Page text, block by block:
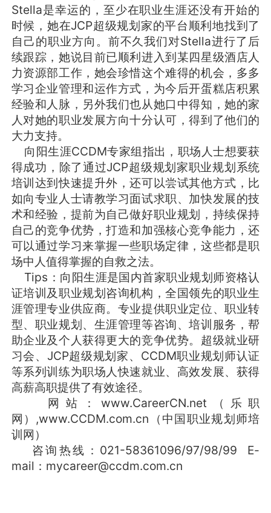
Stella是幸运的，至少在职业生涯还没有开始的
时候，她在JCP超级规划家的平台顺利地找到了
自己的职业方向。前不久我们对Stella进行了后
续跟踪，她说目前已顺利进入到某四星级酒店人
力资源部工作，她会珍惜这个难得的机会，多多
学习企业管理和运作方式，为今后开蛋糕店积累
经验和人脉，另外我们也从她口中得知，她的家
人对她的职业发展方向十分认可，得到了他们的
大力支持。
向阳生涯CCDM专家组指出，职场人士想要获
得成功，除了通过JCP超级规划家职业规划系统
培训达到快速提升外，还可以尝试其他方式，比
如向专业人士请教学习面试求职、加快发展的技
术和经验，提前为自己做好职业规划，持续保持
自己的竞争优势，打造和加强核心竞争能力，还
可以通过学习来掌握一些职场定律，这些都是职
场中人值得掌握的自救之法。
Tips：向阳生涯是国内首家职业规划师资格认
证培训及职业规划咨询机构，全国领先的职业生
涯管理专业供应商。专业提供职业定位、职业转
型、职业规划、生涯管理等咨询、培训服务，帮
助企业及个人获得更大的竞争优势。超级就业研
习会、JCP超级规划家、CCDM职业规划师认证
等系列训练为职场人快速就业、高效发展、获得
高薪高职提供了有效途径。
网站：www.CareerCN.net（乐职
网）,www.CCDM.com.cn（中国职业规划师培
训网）
咨询热线：021-58361096/97/98/99 E-
mail：mycareer@ccdm.com.cn